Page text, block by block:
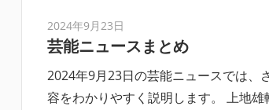
2024年9月23日
芸能ニュースまとめ
2024年9月23日の芸能ニュースでは、
容をわかりやすく説明します。 上地